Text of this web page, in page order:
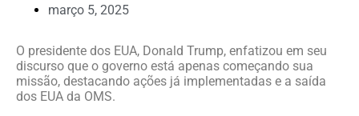
março 5, 2025
O presidente dos EUA, Donald Trump, enfatizou em seu
discurso que o governo está apenas começando sua
missão, destacando ações já implementadas e a saída
dos EUA da OMS.